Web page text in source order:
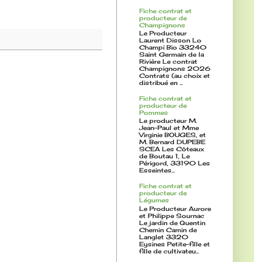
Fiche contrat et
producteur de
Champignons
Le Producteur
Laurent Disson Lo
Champi Bio 33240
Saint Germain de la
Rivière Le contrat
Champignons 2026
Contrats (au choix et
distribué en ...
Fiche contrat et
producteur de
Pommes
Le producteur M.
Jean-Paul et Mme
Virginie BOUGES, et
M. Bernard DUPEBE
SCEA Les Côteaux
de Boutau 1, Le
Périgord, 33190 Les
Esseintes...
Fiche contrat et
producteur de
Légumes
Le Producteur Aurore
et Philippe Sournac
Le jardin de Quentin
Chemin Camin de
Langlet 3320
Eysines Petite-fille et
fille de cultivateu...